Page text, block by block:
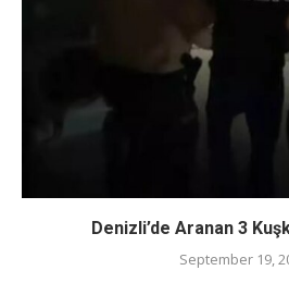
Denizli’de Aranan 3
September 19,